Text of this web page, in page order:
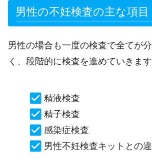
男性の不妊検査の主な項目
男性の場合も一度の検査で全てが
く、段階的に検査を進めていきます
精液検査
精子検査
感染症検査
男性不妊検査キットとの